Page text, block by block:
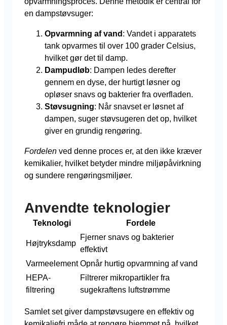
en dampstøvsuger:
Opvarmning af vand : Vandet i apparatets
tank opvarmes til over 100 grader Celsius,
hvilket gør det til damp.
Dampudløb: Dampen ledes derefter
gennem en dyse, der hurtigt løsner og
opløser snavs og bakterier fra overfladen.
Støvsugning: Når snavset er løsnet af
dampen, suger støvsugeren det op, hvilket
giver en grundig rengøring.
Fordelen ved denne proces er, at den ikke kræver
kemikalier, hvilket betyder mindre miljøpåvirkning
og sundere rengøringsmiljøer.
Anvendte teknologier
Teknologi Fordele
Højtryksdamp
Fjerner snavs og bakterier
effektivt
Varmeelement Opnår hurtig opvarmning af vand
HEPA-
filtrering
Filtrerer mikropartikler fra
sugekraftens luftstrømme
Samlet set giver dampstøvsugere en effektiv og